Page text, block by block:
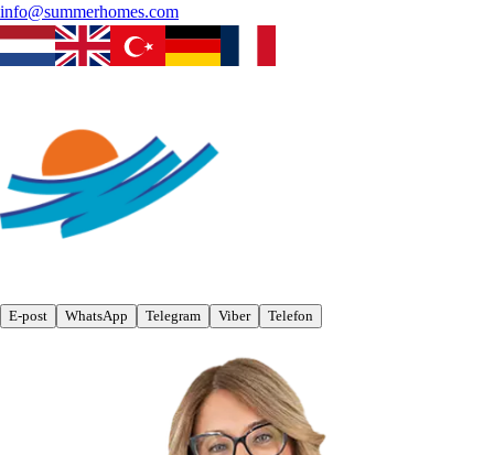
info@summerhomes.com
E-post WhatsApp Telegram Viber Telefon